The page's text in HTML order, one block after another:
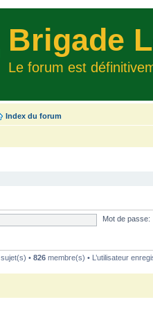
Brigade
Le forum est
Index du forum
Mot de passe:
sujet(s) •826 membre(s) • L’utilisateur